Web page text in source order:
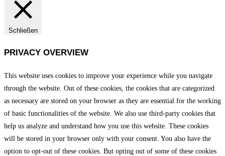
Schließen
PRIVACY OVERVIEW
This website uses cookies to improve your experience while you navigate
through the website. Out of these cookies, the cookies that are categorized
as necessary are stored on your browser as they are essential for the working
of basic functionalities of the website. We also use third-party cookies that
help us analyze and understand how you use this website. These cookies
will be stored in your browser only with your consent. You also have the
option to opt-out of these cookies. But opting out of some of these cookies